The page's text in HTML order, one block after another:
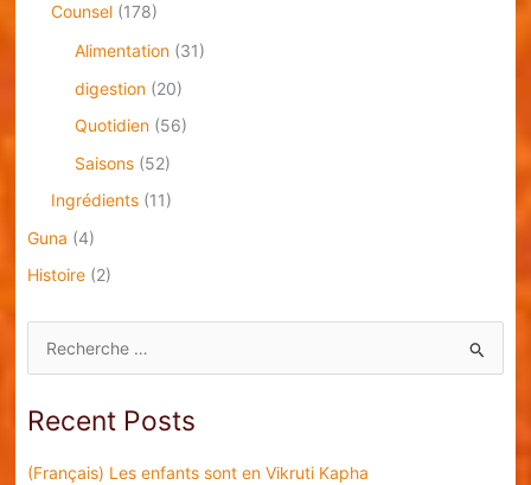
Counsel(178)
Alimentation(31)
digestion(20)
Quotidien(56)
Saisons(52)
Ingrédients(11)
Guna (4)
Histoire(2)
e
r
c
Recent Posts
(Français) Les enfants sont en Vikruti Kapha